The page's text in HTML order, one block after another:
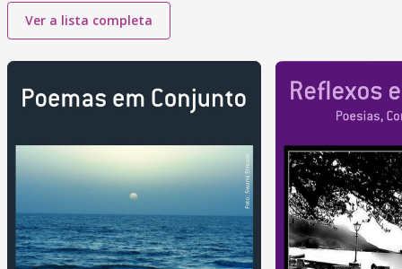
Ver a lista completa